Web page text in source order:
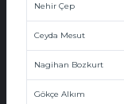
Nehir Çep
Ceyda Mesut
Nagihan Bozkurt
Gökçe Alkım